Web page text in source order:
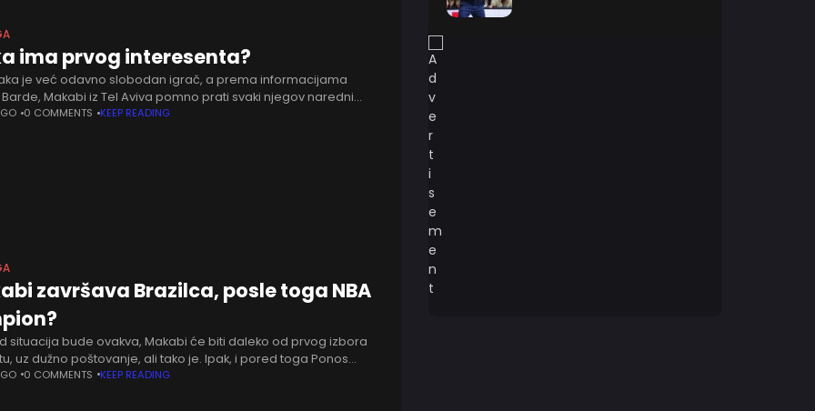
ima prvog interesenta?
je već odavno slobodan igrač, a prema informacijama
Makabi iz Tel Aviva pomno prati svaki njegov naredni
razmatra mogućnost dovođenja iskusnog centra , kako
0 COMMENTS KEEP READING
završava Brazilca, posle toga NBA
situacija bude ovakva, Makabi će biti daleko od prvog izbora
uz dužno poštovanje, ali tako je. Ipak, i pored toga Ponos
da pliva u
0 COMMENTS KEEP READING